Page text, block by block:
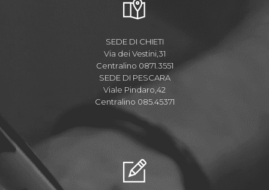
SEDE DI CHIETI
Via dei Vestini,31
Centralino 0871.3551
SEDE DI PESCARA
Viale Pindaro,42
Centralino 085.45371